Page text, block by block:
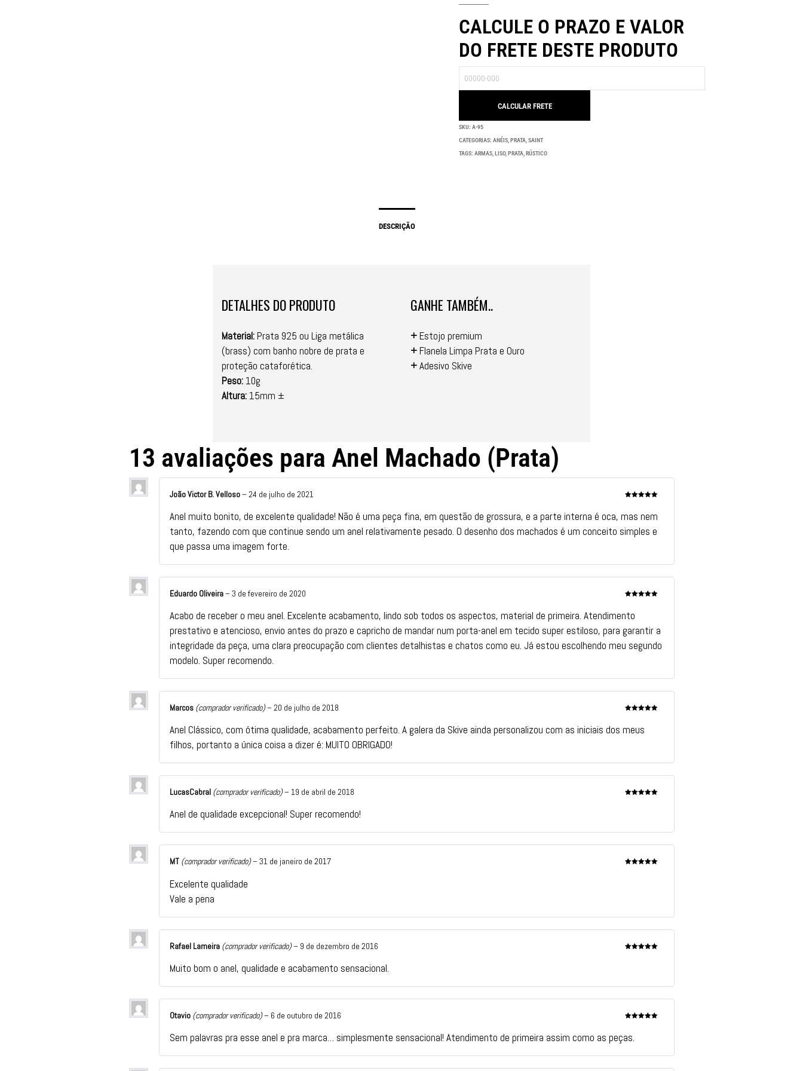
CALCULE O PRAZO E VALOR
DO FRETE DESTE PRODUTO
SKU:A-95
CATEGORIAS:ANÉIS ,PRATA ,SAINT
TAGS:ARMAS ,LISO,PRATA ,RÚSTICO
DESCRIÇÃO
DETALHES DO PRODUTO
Material: Prata 925 ou Liga metálica
(brass) com banho nobre de prata e
proteção cataforética.
Peso: 10g
Altura: 15mm ±
GANHE TAMBÉM..
+ Estojo premium
+ Flanela Limpa Prata e Ouro
+Adesivo Skive
13 avaliações para Anel Machado (Prata)
João Victor B. Velloso– 24 de julho de 2021
Anel muito bonito, de excelente qualidade! Não é uma peça fina, em questão de grossura, e a parte interna é oca, mas nem
tanto, fazendo com que continue sendo um anel relativamente pesado. O desenho dos machados é um conceito simples e
que passa uma imagem forte.
Eduardo Oliveira– 3 de fevereiro de 2020
Acabo de receber o meu anel. Excelente acabamento, lindo sob todos os aspectos, material de primeira. Atendimento
prestativo e atencioso, envio antes do prazo e capricho de mandar num porta-anel em tecido super estiloso, para garantir a
integridade da peça, uma clara preocupação com clientes detalhistas e chatos como eu. Já estou escolhendo meu segundo
modelo. Super recomendo.
Marcos (comprador verificado)– 20 de julho de 2018
Anel Clássico, com ótima qualidade, acabamento perfeito. A galera da Skive ainda personalizou com as iniciais dos meus
filhos, portanto a única coisa a dizer é: MUITO OBRIGADO!
LucasCabral (comprador verificado)– 19 de abril de 2018
Anel de qualidade excepcional! Super recomendo!
MT (comprador verificado)– 31 de janeiro de 2017
Excelente qualidade
Vale a pena
Rafael Lameira (comprador verificado)– 9 de dezembro de 2016
Muito bom o anel, qualidade e acabamento sensacional.
Otavio (comprador verificado)– 6 de outubro de 2016
Sem palavras pra esse anel e pra marca… simplesmente sensacional! Atendimento de primeira assim como as peças.